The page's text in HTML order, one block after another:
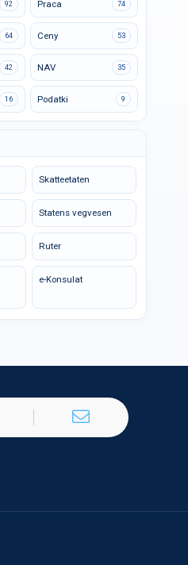
92 Praca 74
64 Ceny 53
42 NAV 35
16 Podatki 9
Skatteetaten
Statens vegvesen
Ruter
e-Konsulat